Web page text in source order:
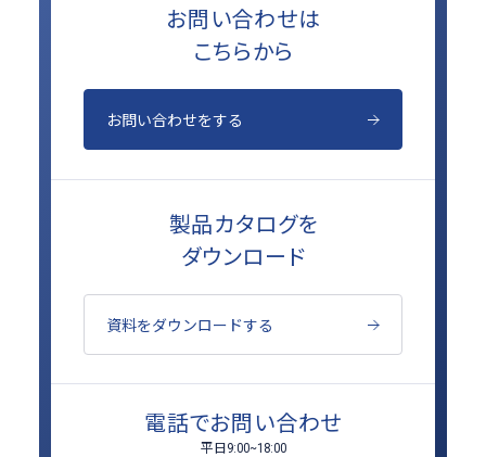
お問い合わせは
こちらから
お問い合わせをする
製品カタログを
ダウンロード
資料をダウンロードする
電話でお問い合わせ
平日9:00~18:00